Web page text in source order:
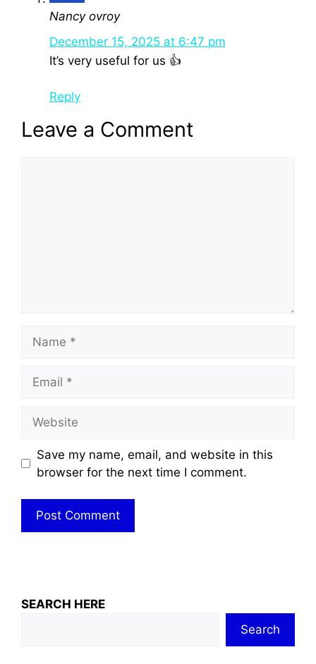
Nancy ovroy
December 15, 2025 at 6:47 pm
It’s very useful for us 👍
Reply
Leave a Comment
Save my name, email, and website in this
browser for the next time I comment.
SEARCH HERE
Search